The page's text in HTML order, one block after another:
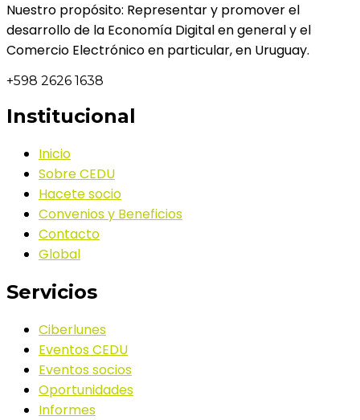
Nuestro propósito: Representar y promover el
desarrollo de la Economía Digital en general y el
Comercio Electrónico en particular, en Uruguay.
+598 2626 1638
Institucional
Inicio
Sobre CEDU
Hacete socio
Convenios y Beneficios
Contacto
Global
Servicios
Ciberlunes
Eventos CEDU
Eventos socios
Oportunidades
Informes